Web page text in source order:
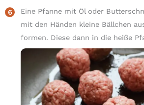
Eine Pfanne mit Öl oder
mit den Händen kleine Bällchen
formen. Diese dann in die heiße